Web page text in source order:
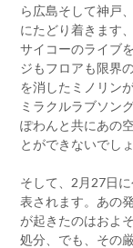
ら広島そして神戸
にたどり着きます
サイコーのライブ
ジもフロアも限界
を消したミノリン
ミラクルラブソン
ぽわんと共にあの
とができないでしょ
そして、2月27日
表されます。あの
が起きたのはおよ
処分、でも、その